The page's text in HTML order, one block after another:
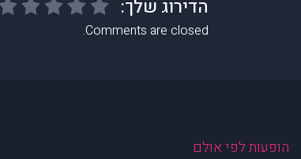
Comments are closed.
הופעות לפי אולם